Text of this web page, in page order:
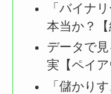
「バイナ
本当か？【
データで
実【ペイア
「儲かり